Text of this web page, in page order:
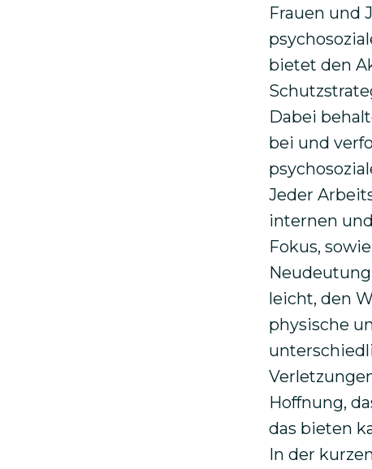
Frauen und
bietet den
Dabei
bei und
Jeder
internen
Fokus,
leicht, den
physische
Hoffnung,
das bieten
In der